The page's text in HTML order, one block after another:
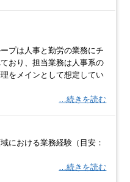
プは人事と勤労の業務にチ
おり、担当業務は人事系の
をメインとして想定してい
…続きを読む
における業務経験（目安：
…続きを読む